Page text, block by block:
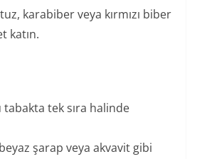
karabiber veya kırmızı biber
katın.
tek sıra halinde
şarap veya akvavit gibi